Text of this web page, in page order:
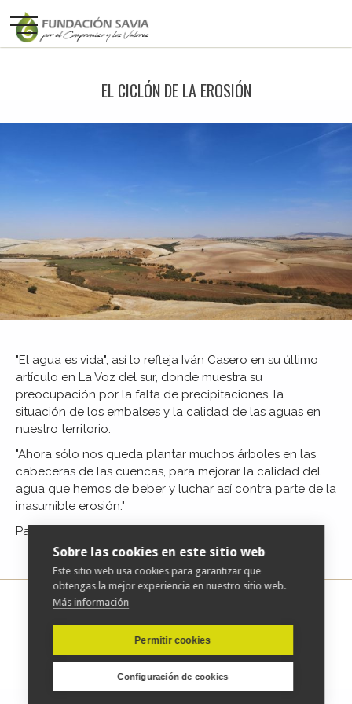
EL CICLÓN DE LA EROSIÓN
"El agua es vida", así lo refleja Iván Casero en su último
artículo en La Voz del sur, donde muestra su
preocupación por la falta de precipitaciones, la
situación de los embalses y la calidad de las aguas en
nuestro territorio.
"Ahora sólo nos queda plantar muchos árboles en las
cabeceras de las cuencas, para mejorar la calidad del
agua que hemos de beber y luchar así contra parte de la
inasumible erosión."
Para acceder al artículo completo
| Copyright © 2019 fundacionsavia.org |Aviso Legal
Sobre las cookies en este sitio web
Este sitio web usa cookies para garantizar que
obtengas la mejor experiencia en nuestro sitio web.
Más información
Permitir cookies
Configuración de cookies